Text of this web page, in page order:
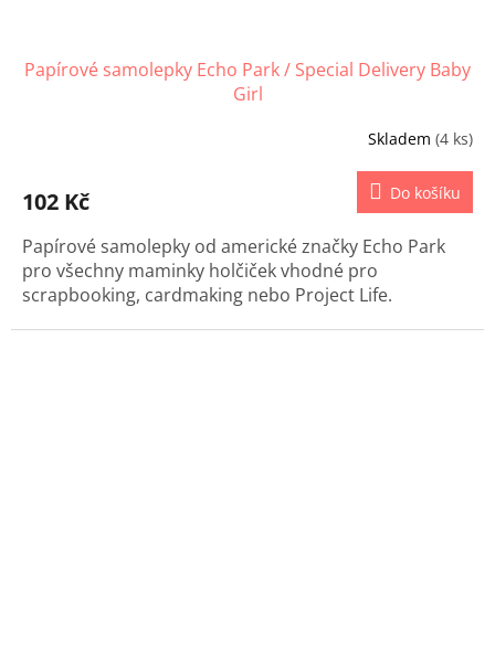
Papírové samolepky Echo Park / Special Delivery Baby
Girl
Skladem (4 ks)
102 Kč Do košíku
Papírové samolepky od americké značky Echo Park
pro všechny maminky holčiček vhodné pro
scrapbooking, cardmaking nebo Project Life.